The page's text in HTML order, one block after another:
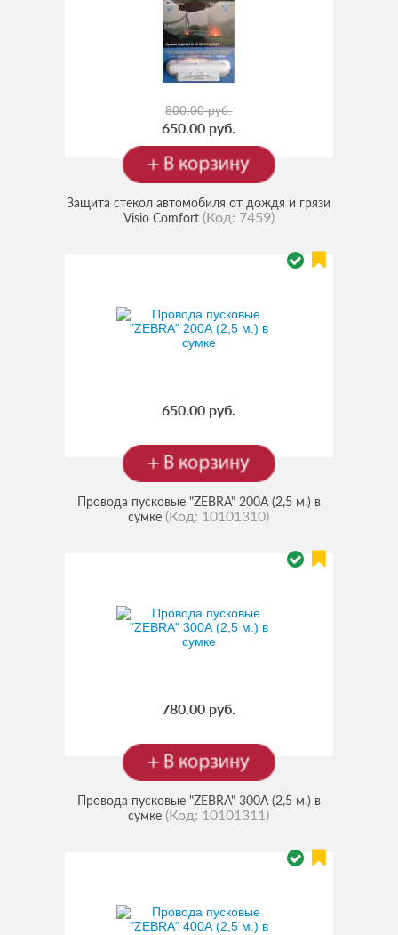
800.00 руб.
650.00 руб.
Защита стекол автомобиля от дождя и грязи
Visio Comfort (Код: 7459)
650.00 руб.
Провода пусковые "ZEBRA" 200А (2,5 м.) в
сумке (Код: 10101310)
780.00 руб.
Провода пусковые "ZEBRA" 300А (2,5 м.) в
сумке (Код: 10101311)